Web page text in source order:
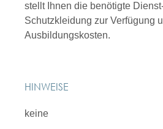
stellt Ihnen die benötigte
Schutzkleidung zur Verfügung
Ausbildungskosten.
HINWEISE
keine